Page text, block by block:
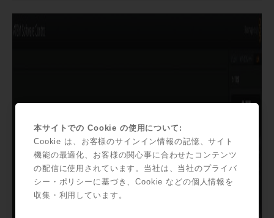
本サイトでの Cookie の使用について:
Cookie は、お客様のサインイン情報の記憶、サイト
機能の最適化、お客様の関心事に合わせたコンテンツ
の配信に使用されています。当社は、当社のプライバ
シー・ポリシーに基づき、Cookie などの個人情報を
収集・利用しています。